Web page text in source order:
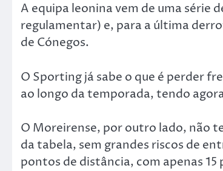
A equipa leonina vem de uma série
regulamentar) e, para a última
de Cónegos.
O Sporting já sabe o que é perder
ao longo da temporada, tendo
O Moreirense, por outro lado, não
da tabela, sem grandes riscos de
pontos de distância, com apenas 15